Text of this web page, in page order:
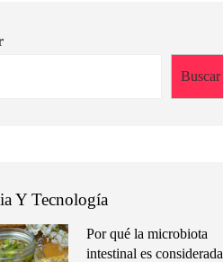
Buscar
Y Tecnología
Por qué la microbiota
intestinal es considerada